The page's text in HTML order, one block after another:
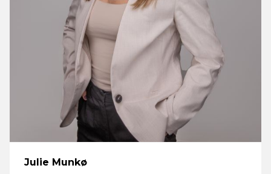
Julie Munkø